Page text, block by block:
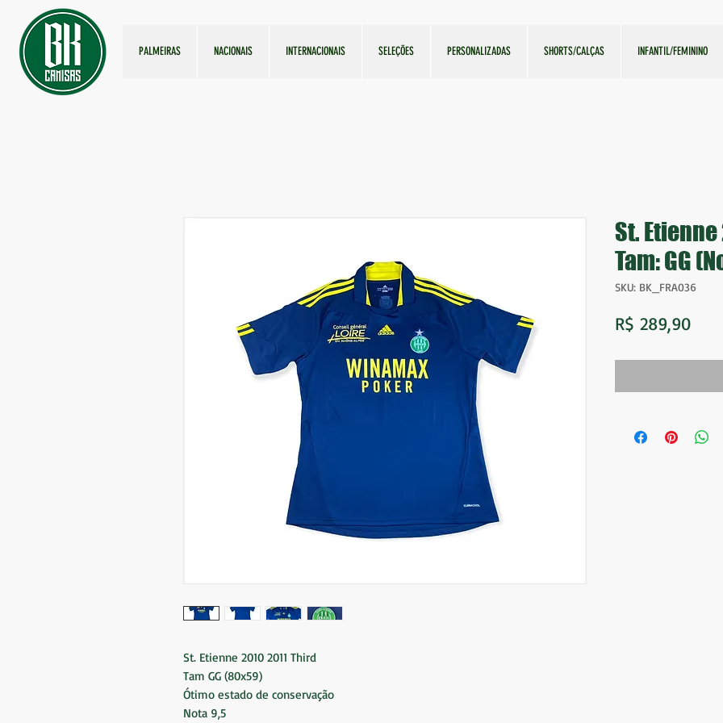
PALMEIRAS NACIONAIS INTERNACIONAIS SELEÇÕES PERSONALIZADAS SHORTS/CALÇAS INFANTIL/FEMININO
St. Etienne 2010 2011 Third
Tam GG (80x59)
Ótimo estado de conservação
Nota 9,5
St. Etienne
Tam: GG
SKU: BK_FRA036
R$ 289,90Preço